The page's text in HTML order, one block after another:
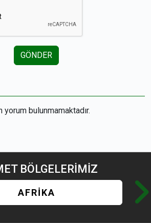
GÖNDER
yorum bulunmamaktadır.
BÖLGELERİMİZ
AFRİKA